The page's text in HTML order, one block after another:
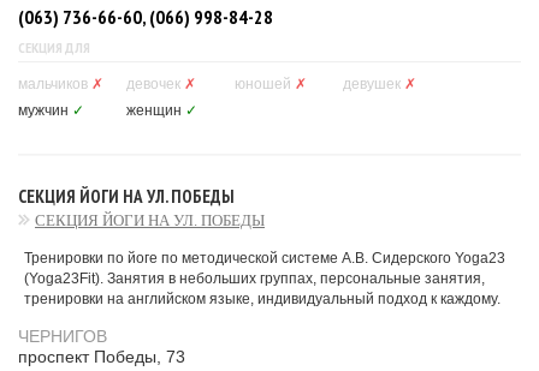
(063) 736-66-60, (066) 998-84-28
СЕКЦИЯ ДЛЯ
мальчиков ✗ девочек ✗ юношей ✗ девушек ✗
мужчин ✓ женщин ✓
СЕКЦИЯ ЙОГИ НА УЛ. ПОБЕДЫ
СЕКЦИЯ ЙОГИ НА УЛ. ПОБЕДЫ
Тренировки по йоге по методической системе А.В. Сидерского Yoga23
(Yoga23Fit). Занятия в небольших группах, персональные занятия,
тренировки на английском языке, индивидуальный подход к каждому.
ЧЕРНИГОВ
проспект Победы, 73